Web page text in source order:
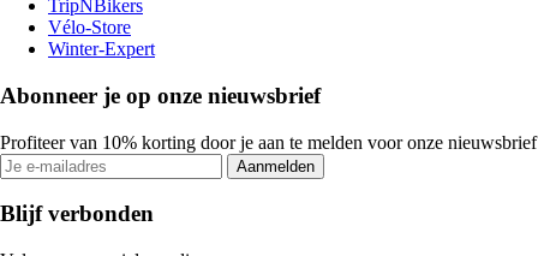
TripNBikers
Vélo-Store
Winter-Expert
Abonneer je op onze nieuwsbrief
Profiteer van 10% korting door je aan te melden voor onze nieuwsbrief
Aanmelden
Blijf verbonden